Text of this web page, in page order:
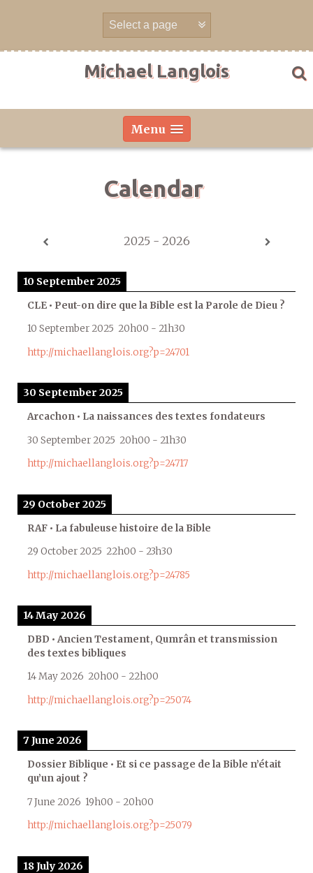
Michael Langlois
Menu
Calendar
2025 - 2026
10 September 2025
CLE • Peut-on dire que la Bible est la Parole de Dieu ?
10 September 2025 20h00 - 21h30
http://michaellanglois.org?p=24701
30 September 2025
Arcachon • La naissances des textes fondateurs
30 September 2025 20h00 - 21h30
http://michaellanglois.org?p=24717
29 October 2025
RAF • La fabuleuse histoire de la Bible
29 October 2025 22h00 - 23h30
http://michaellanglois.org?p=24785
14 May 2026
DBD • Ancien Testament, Qumrân et transmission
des textes bibliques
14 May 2026 20h00 - 22h00
http://michaellanglois.org?p=25074
7 June 2026
Dossier Biblique • Et si ce passage de la Bible n’était
qu’un ajout ?
7 June 2026 19h00 - 20h00
http://michaellanglois.org?p=25079
18 July 2026